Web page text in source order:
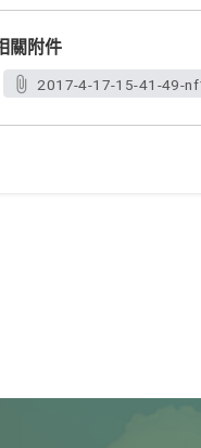
關附件
2017-4-17-15-41-49-